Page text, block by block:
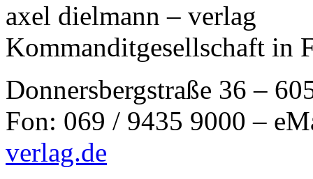
axel dielmann – verlag
Kommanditgesellschaft in
Donnersbergstraße 36 –
Fon: 069 / 9435 9000 –
verlag.de